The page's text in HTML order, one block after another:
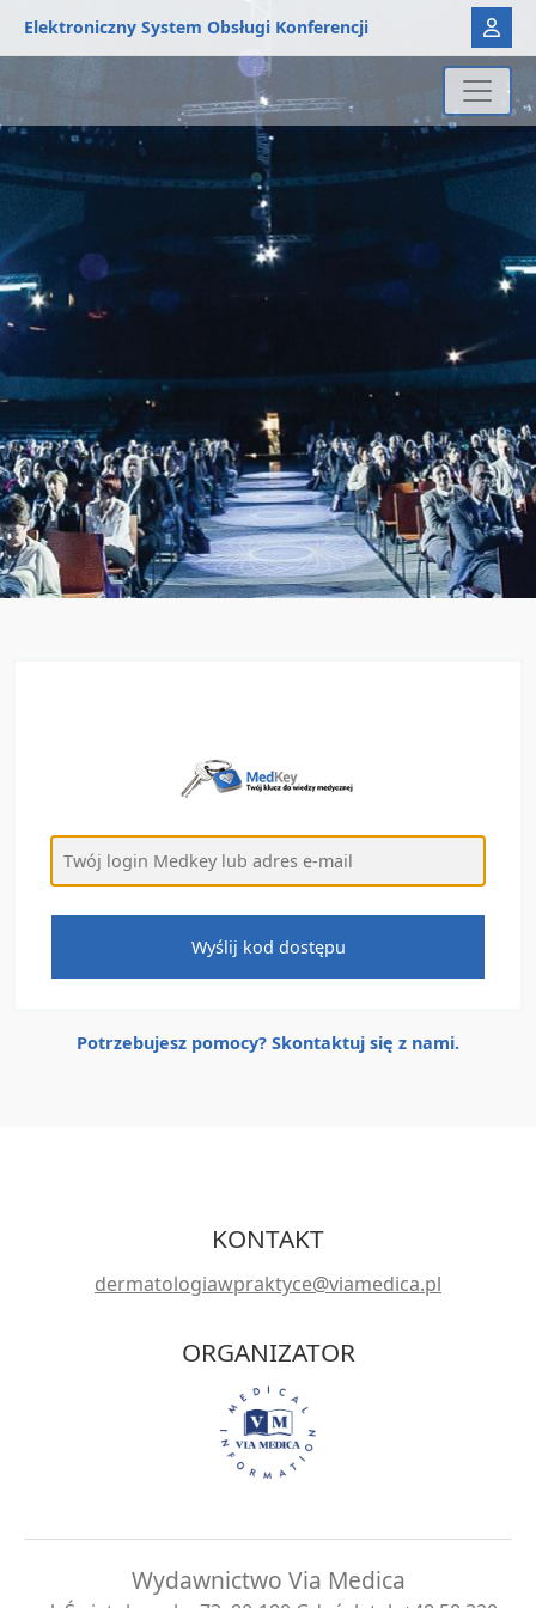
Elektroniczny System Obsługi Konferencji
Potrzebujesz pomocy? Skontaktuj się z nami.
KONTAKT
dermatologiawpraktyce@viamedica.pl
ORGANIZATOR
Wydawnictwo Via Medica